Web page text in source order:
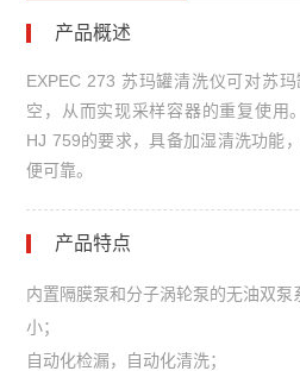
产品概述
EXPEC 273 苏玛罐清洗仪可对苏
空，从而实现采样容器的重复使用
HJ 759的要求，具备加湿清洗功能
便可靠。
产品特点
内置隔膜泵和分子涡轮泵的无油双泵
小；
自动化检漏，自动化清洗；